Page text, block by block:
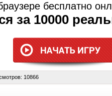
бесплатно
за 10000
10866